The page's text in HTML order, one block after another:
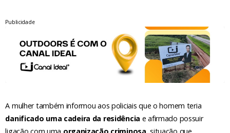
Publicidade
A mulher também informou aos policiais que o homem teria
danificado uma cadeira da residência e afirmado possuir